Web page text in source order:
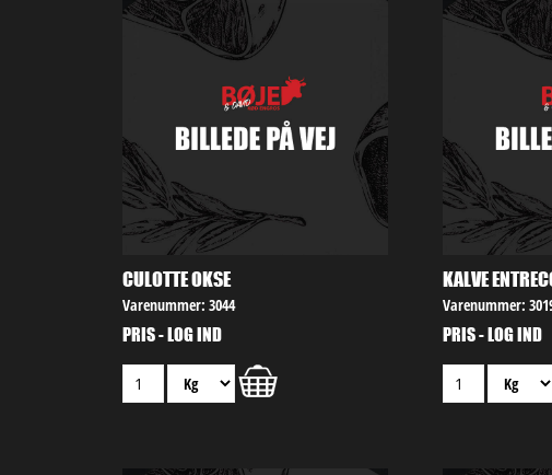
CULOTTE OKSE
Varenummer: 3044
PRIS - LOG IND
KALVE
Varenummer:
PRIS - LOG IND